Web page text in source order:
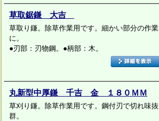
草取鋸鎌 大吉
草取り鎌。除草作業用です。細かい部分の作業
に。
●刃部：刃物鋼。●柄部：木。
丸新型中厚鎌 千吉 金 １８０ＭＭ
草刈り鎌。除草作業用です。鋼付刃で切れ味抜
群。